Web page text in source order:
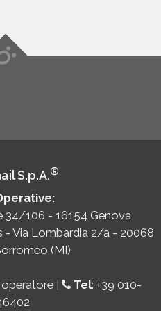
S.p.A.®
34/106 - 16154 Genova
- Via Lombardia 2/a - 20068
(MI)
| Tel: +39 010-